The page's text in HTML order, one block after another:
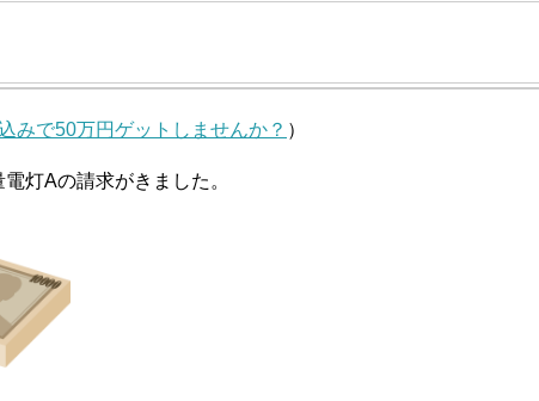
みで50万円ゲットしませんか？ ）
灯Aの請求がきました。